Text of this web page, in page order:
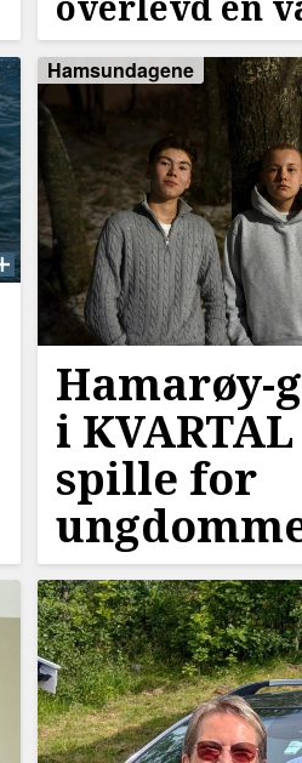
Hamsundagene
Hamarøy-
i
spille for